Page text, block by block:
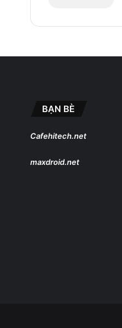
BẠN BÈ
Cafehitech.net
maxdroid.net